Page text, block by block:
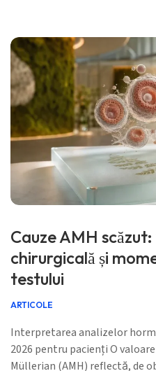
Cauze AMH
chirurgicală și
testului
ARTICOLE
Interpretarea analizelor
2026 pentru pacienți O
Müllerian (AMH) reflectă, de